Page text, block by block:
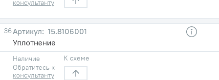
консультанту
36
15.8106001
Уплотнение
Наличие
Обратитесь к
консультанту
К схеме